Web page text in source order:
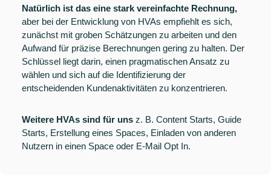
aber bei der Entwicklung von HVAs empfiehlt es sich,
zunächst mit groben Schätzungen zu arbeiten und den
Aufwand für präzise Berechnungen gering zu halten. Der
Schlüssel liegt darin, einen pragmatischen Ansatz zu
wählen und sich auf die Identifizierung der
entscheidenden Kundenaktivitäten zu konzentrieren.
Weitere HVAs sind für uns z. B. Content Starts, Guide
Starts, Erstellung eines Spaces, Einladen von anderen
Nutzern in einen Space oder E-Mail Opt In.